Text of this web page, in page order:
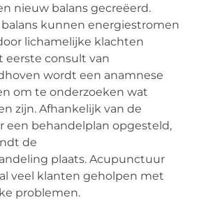
nieuw balans gecreëerd.
kunnen energiestromen
lichamelijke klachten
eerste consult van
wordt een anamnese
om te onderzoeken wat
zijn. Afhankelijk van de
een behandelplan opgesteld,
de
plaats. Acupunctuur
veel klanten geholpen met
problemen.